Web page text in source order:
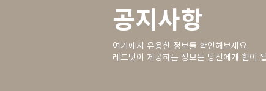
공지사항
여기에서 유용한 정보를 확인해보세요.
레드닷이 제공하는 정보는 당신에게 힘이